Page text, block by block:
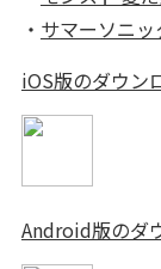
・ サマーソニ
iOS版のダウン
Android版のダ